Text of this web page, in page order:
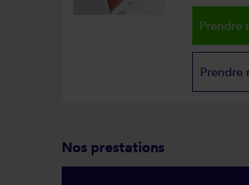
Prendre
Prendre
Nos prestations